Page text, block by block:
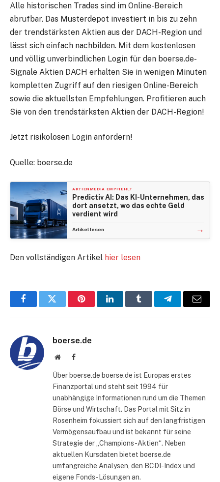
Alle historischen Trades sind im Online-Bereich
abrufbar. Das Musterdepot investiert in bis zu zehn
der trendstärksten Aktien aus der DACH-Region und
lässt sich einfach nachbilden. Mit dem kostenlosen
und völlig unverbindlichen Login für den boerse.de-
Signale Aktien DACH erhalten Sie in wenigen Minuten
kompletten Zugriff auf den riesigen Online-Bereich
sowie die aktuellsten Empfehlungen. Profitieren auch
Sie von den trendstärksten Aktien der DACH-Region!
Jetzt risikolosen Login anfordern!
Quelle: boerse.de
AKTIENMEDIA EMPFIEHLT
Predictiv AI: Das KI-Unternehmen, das
dort ansetzt, wo das echte Geld
verdient wird
Artikel lesen →
Den vollständigen Artikel hier lesen
FacebookTwitter PinterestLinkedInTumblr TelegramE-
boerse.de
WebsiteFacebook
Über boerse.de boerse.de ist Europas erstes
Finanzportal und steht seit 1994 für
unabhängige Informationen rund um die Themen
Börse und Wirtschaft. Das Portal mit Sitz in
Rosenheim fokussiert sich auf den langfristigen
Vermögensaufbau und ist bekannt für seine
Strategie der „Champions-Aktien“. Neben
aktuellen Kursdaten bietet boerse.de
umfangreiche Analysen, den BCDI-Index und
eigene Fonds-Lösungen an.